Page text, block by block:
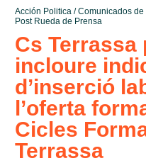
Acción Politica/Comunicados de
Post Rueda de Prensa
Cs Terrassa
incloure
d’inserció
l’oferta
Cicles
Terrassa